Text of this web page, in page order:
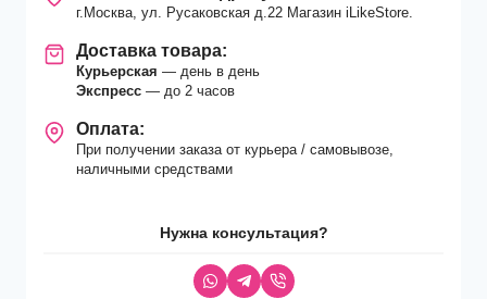
г.Москва, ул. Русаковская д.22 Магазин iLikeStore.
Доставка товара:
Курьерская — день в день
Экспресс — до 2 часов
Оплата:
При получении заказа от курьера / самовывозе,
наличными средствами
Нужна консультация?